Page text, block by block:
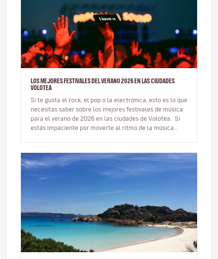
LOS MEJORES FESTIVALES DEL VERANO 2026 EN LAS CIUDADES
VOLOTEA
Si te gusta el rock, el pop o la electrónica, esto es lo que
necesitas saber sobre los mejores festivales de música
para el verano de 2026 en las ciudades de Volotea. Si
estás impaciente por moverte al ritmo de la música…